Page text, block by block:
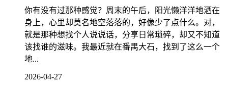
你有没有过那种感觉？周末的午后，阳光懒洋洋地洒在
身上，心里却莫名地空落落的，好像少了点什么。对，
就是那种想找个人说说话，分享日常琐碎，却又不知道
该找谁的滋味。我最近就在番禺大石，找到了这么一个
地...
2026-04-27